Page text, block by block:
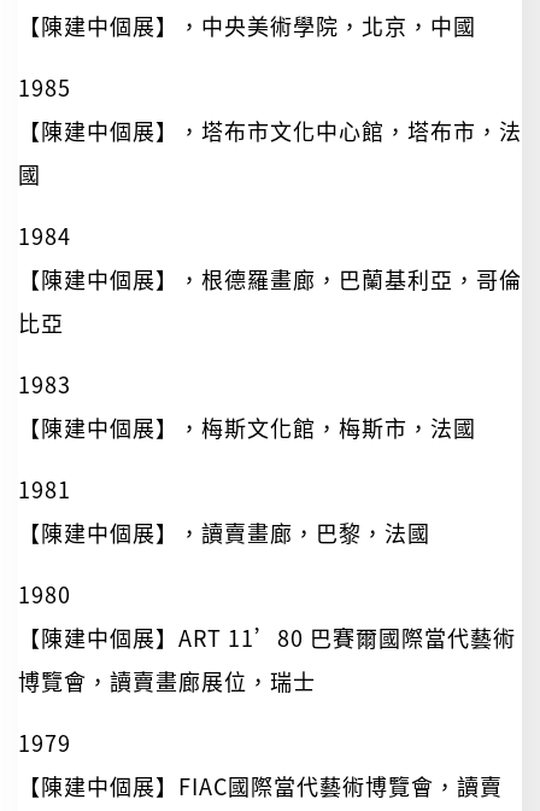
【陳建中個展】，中央美術學院，北京，中國
1985
【陳建中個展】，塔布市文化中心館，塔布市，法
國
1984
【陳建中個展】，根德羅畫廊，巴蘭基利亞，哥倫
比亞
1983
【陳建中個展】，梅斯文化館，梅斯市，法國
1981
【陳建中個展】，讀賣畫廊，巴黎，法國
1980
【陳建中個展】ART 11’80 巴賽爾國際當代藝術
博覽會，讀賣畫廊展位，瑞士
1979
【陳建中個展】FIAC國際當代藝術博覽會，讀賣